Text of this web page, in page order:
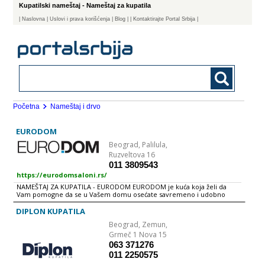
Kupatilski nameštaj - Nameštaj za kupatila
Naslovna | Uslovi i prava korišćenja Blog | Kontaktirajte Portal Srbija |
Početna Nameštaj i drvo
EURODOM
Beograd, Palilula,
Ruzveltova 16
011 3809543
https://eurodomsaloni.rs/
NAMEŠTAJ ZA KUPATILA - EURODOM EURODOM je kuća koja želi da
Vam pomogne da se u Vašem domu osećate savremeno i udobno
Bavimo se uvozom i distribucijom kompletne opreme za kupatila
renomiranih proizvodjača iz Italije, Grčke, Slovenije...
DIPLON KUPATILA
Beograd, Zemun,
Grmeč 1 Nova 15
063 371276
011 2250575